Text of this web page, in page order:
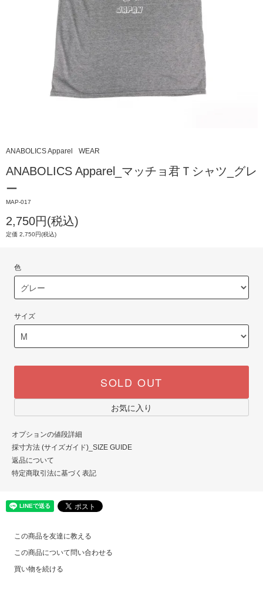
ANABOLICS Apparel WEAR
ANABOLICS Apparel_マッチョ君Ｔシャツ_グレ
ー
MAP-017
2,750円(税込)
定価 2,750円(税込)
色
サイズ
SOLD OUT
お気に入り
オプションの値段詳細
採寸方法 (サイズガイド)_SIZE GUIDE
返品について
特定商取引法に基づく表記
この商品を友達に教える
この商品について問い合わせる
買い物を続ける